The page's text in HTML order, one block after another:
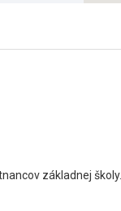
základnej školy.